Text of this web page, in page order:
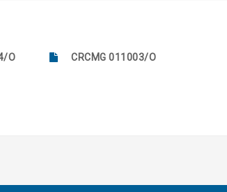
O CRCMG 011003/O